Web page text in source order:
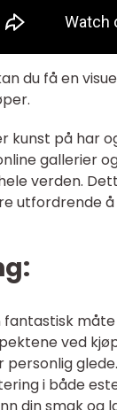
du få en
kunst på har
gallerier
verden.
utfordrende
fantastisk
ved
personlig
i både